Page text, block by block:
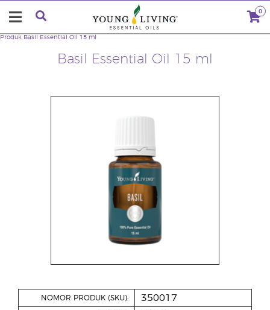
0
Basil Essential Oil 15 ml
Produk Basil Essential Oil 15 ml
NOMOR PRODUK (SKU): 350017